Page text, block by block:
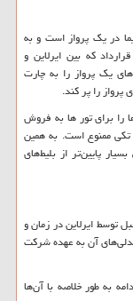
در یک پرواز است و به
که بین ایرلاین و
یک پرواز را به چارت
را پر کند.
را برای تور ها به فروش
ممنوع است. به همین
پایین‌تر از بلیط‌های
توسط ایرلاین در زمان و
آن به عهده شرکت
به طور خلاصه با آن‌ها